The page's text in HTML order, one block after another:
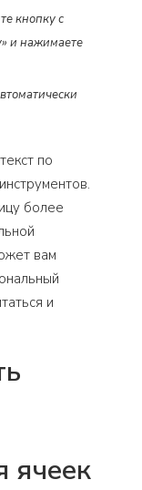
кнопку с
и нажимаете
по
более
вам
и
ячеек